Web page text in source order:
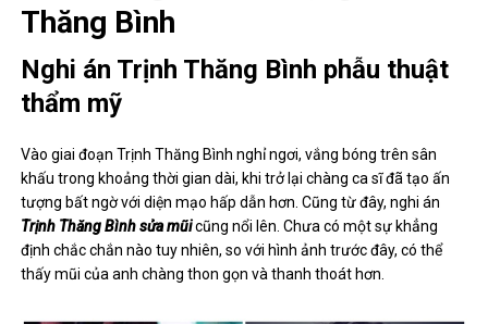
Thăng Bình
Nghi án Trịnh Thăng Bình phẫu thuật
thẩm mỹ
Vào giai đoạn Trịnh Thăng Bình nghỉ ngơi, vắng bóng trên sân
khấu trong khoảng thời gian dài, khi trở lại chàng ca sĩ đã tạo ấn
tượng bất ngờ với diện mạo hấp dẫn hơn. Cũng từ đây, nghi án
Trịnh Thăng Bình sửa mũicũng nổi lên. Chưa có một sự khẳng
định chắc chắn nào tuy nhiên, so với hình ảnh trước đây, có thể
thấy mũi của anh chàng thon gọn và thanh thoát hơn.